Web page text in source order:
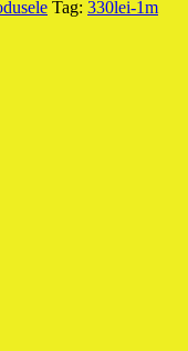
Tag: 330lei-1m